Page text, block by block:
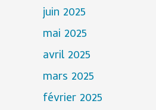
juin 2025
mai 2025
avril 2025
mars 2025
février 2025